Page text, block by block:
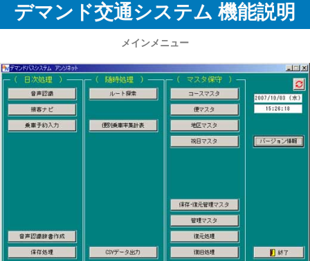
デマンド交通システム 機能説明
メインメニュー